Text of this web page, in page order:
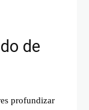
de
profundizar